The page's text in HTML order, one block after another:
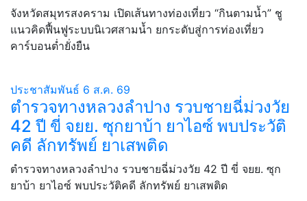
จังหวัดสมุทรสงคราม เปิดเส้นทางท่องเที่ยว “กินตามน้ำ” ชู
แนวคิดฟื้นฟูระบบนิเวศสามน้ำ ยกระดับสู่การท่องเที่ยว
คาร์บอนต่ำยั่งยืน
ประชาสัมพันธ์ 6 ส.ค. 69
ตำรวจทางหลวงลำปาง รวบชายฉี่ม่วงวัย
42 ปี ขี่ จยย. ซุกยาบ้า ยาไอซ์ พบประวัติ
คดี ลักทรัพย์ ยาเสพติด
ตำรวจทางหลวงลำปาง รวบชายฉี่ม่วงวัย 42 ปี ขี่ จยย. ซุก
ยาบ้า ยาไอซ์ พบประวัติคดี ลักทรัพย์ ยาเสพติด